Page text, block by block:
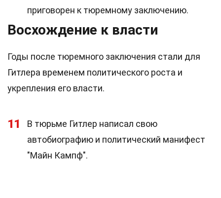
приговорен к тюремному заключению.
Восхождение к власти
Годы после тюремного заключения стали для
Гитлера временем политического роста и
укрепления его власти.
11
В тюрьме Гитлер написал свою
автобиографию и политический манифест
"Майн Кампф".